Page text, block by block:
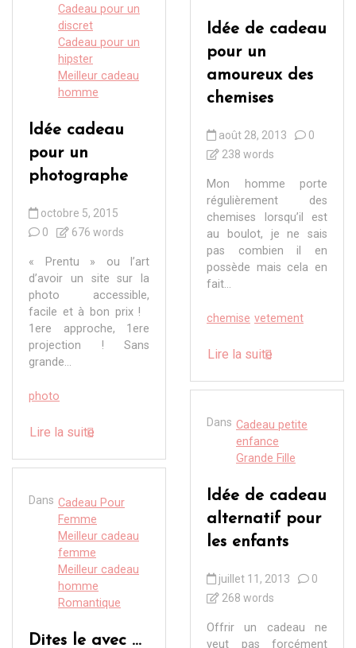
Cadeau pour un
discret
Cadeau pour un
hipster
Meilleur cadeau
homme
Idée cadeau
pour un
photographe
octobre 5, 2015
0
676 words
« Prentu » ou l’art
d’avoir un site sur la
photo accessible,
facile et à bon prix !
1ere approche, 1ere
projection ! Sans
grande...
photo
Lire la suite
Dans Cadeau Pour
Femme
Meilleur cadeau
femme
Meilleur cadeau
homme
Romantique
Dites le avec …
Idée de cadeau
pour un
amoureux des
chemises
août 28, 2013
0
238 words
Mon homme porte
régulièrement des
chemises lorsqu’il est
au boulot, je ne sais
pas combien il en
possède mais cela en
fait...
chemise vetement
Lire la suite
Dans Cadeau petite
enfance
Grande Fille
Idée de cadeau
alternatif pour
les enfants
juillet 11, 2013
0
268 words
Offrir un cadeau ne
veut pas forcément